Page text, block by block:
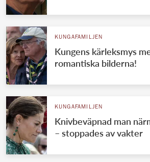
KUNGAFAMILJEN
Kungens kärleksmys
romantiska bilderna!
KUNGAFAMILJEN
Knivbeväpnad man
– stoppades av vakter